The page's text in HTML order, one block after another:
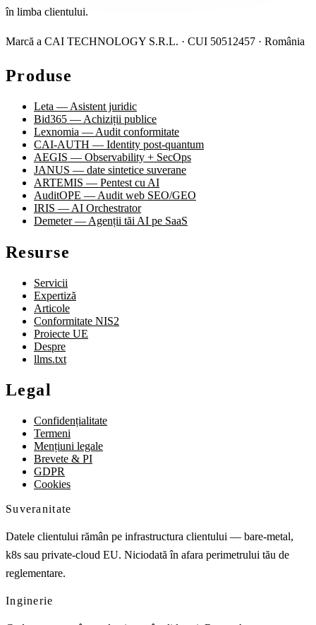
în limba clientului.
Marcă a CAI TECHNOLOGY S.R.L. · CUI 50512457 · România
Produse
Leta — Asistent juridic
Bid365 — Achiziții publice
Lexnomia — Audit conformitate
CAI-AUTH — Identity post-quantum
AEGIS — Observability + SecOps
JANUS — date sintetice suverane
ARTEMIS — Pentest cu AI
AuditOPE — Audit web SEO/GEO
IRIS — AI Orchestrator
Demeter — Agenții tăi AI pe SaaS
Resurse
Servicii
Expertiză
Articole
Conformitate NIS2
Proiecte UE
Despre
llms.txt
Legal
Confidențialitate
Termeni
Mențiuni legale
Brevete & PI
GDPR
Cookies
Suveranitate
Datele clientului rămân pe infrastructura clientului — bare-metal,
k8s sau private-cloud EU. Niciodată în afara perimetrului tău de
reglementare.
Inginerie